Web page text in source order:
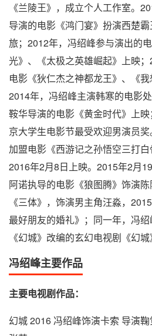
《兰陵王》，成立个人工作室。
导演的电影《鸿门宴》扮演西楚
旅；2012年，冯绍峰参与演出的
光》、《太极之英雄崛起》上映
电影《狄仁杰之神都龙王》、《我
2014年，冯绍峰主演韩寒的电影
鞍华导演的电影《黄金时代》上
京大学生电影节最受欢迎男演员
加盟电影《西游记之孙悟空三打白
2016年2月8日上映。2015年2月
阿诺执导的电影《狼图腾》饰演
《三体》，饰演男主角汪淼，
最好朋友的婚礼》；同一年，冯
《幻城》改编的玄幻电视剧《幻城
冯绍峰主要作品
主要电视剧作品：
幻城 2016 冯绍峰饰演卡索 导演